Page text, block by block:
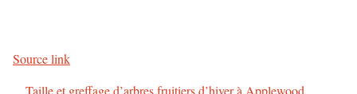
Source link
Taille et greffage d’arbres fruitiers d’hiver à Applewood